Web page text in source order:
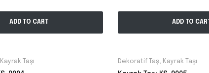
ADD TO CART ADD TO CART
Kayrak Taşı Dekoratif Taş, Kayrak Taşı